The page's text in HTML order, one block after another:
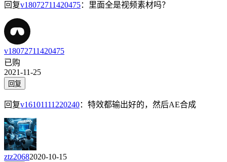
回复v18072711420475： 里面全是视频素材吗？
v18072711420475
已购
2021-11-25
回复
回复v16101111220240： 特效都输出好的，然后AE合成
ztz20682020-10-15